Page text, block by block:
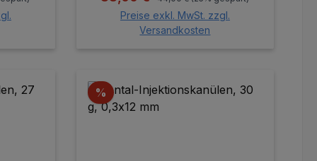
Preise exkl. MwSt. zzgl.
Versandkosten
% Rabatt